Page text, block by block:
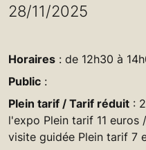
28/11/2025
Horaires : de 12h30 à
Public :
Plein tarif / Tarif réduit :
l'expo Plein tarif 11
visite guidée Plein tarif 7